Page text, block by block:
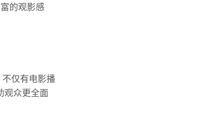
的观影感
仅有电影播
观众更全面